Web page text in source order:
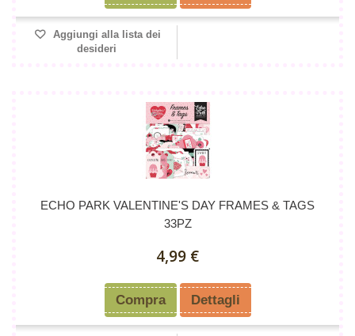
Aggiungi alla lista dei
desideri
ECHO PARK VALENTINE'S DAY FRAMES & TAGS
33PZ
4,99 €
Compra Dettagli